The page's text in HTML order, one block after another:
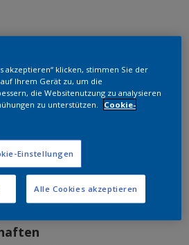
bestellen
direkt im Webshop
akzeptieren“ klicken, stimmen Sie der
Ihrem Gerät zu, um die
die Websitenutzung zu analysieren
zu unterstützen.
Cookie-
Einstellungen
Alle Cookies akzeptieren